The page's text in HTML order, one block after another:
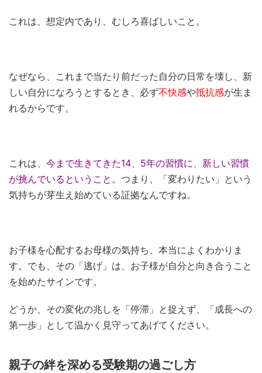
これは、想定内であり、むしろ喜ばしいこと。
なぜなら、これまで当たり前だった自分の日常を壊し、新
しい自分になろうとするとき、必ず不快感や抵抗感が生ま
れるからです。
これは、 今まで生きてきた14、5年の習慣に、新しい習慣
が挑んでいるということ 。つまり、「変わりたい」という
気持ちが芽生え始めている証拠なんですね。
お子様を心配するお母様の気持ち、本当によくわかりま
す。でも、その「逃げ」は、お子様が自分と向き合うこと
を始めたサインです。
どうか、その変化の兆しを「停滞」と捉えず、「成長への
第一歩」として温かく見守ってあげてください。
親子の絆を深める受験期の過ごし方